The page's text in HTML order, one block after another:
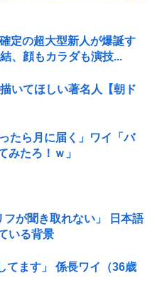
定の超大型新人が爆誕す
、顔もカラダも演技...
いてほしい著名人【朝ド
たら月に届く」ワイ「バ
みたろ！ｗ」
が聞き取れない」 日本語
いる背景
てます」 係長ワイ（36歳